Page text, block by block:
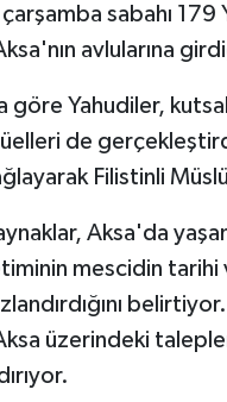
çarşamba sabahı
avlularına
göre Yahudiler,
de
Filistinli
Aksa'da
mescidin
üzerindeki